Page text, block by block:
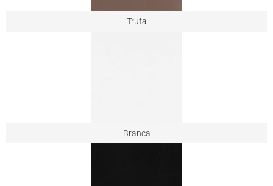
Trufa
Branca